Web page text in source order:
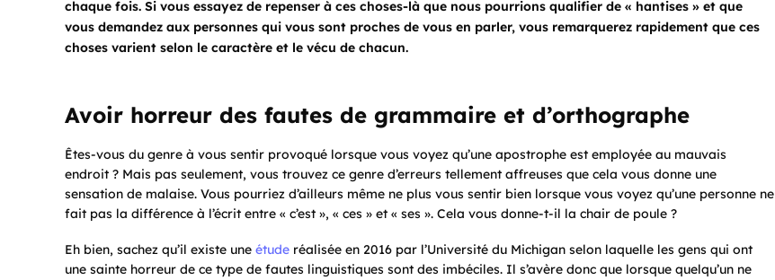
chaque fois. Si vous essayez de repenser à ces choses-là que nous pourrions qualifier de « hantises » et que
vous demandez aux personnes qui vous sont proches de vous en parler, vous remarquerez rapidement que ces
choses varient selon le caractère et le vécu de chacun.
Avoir horreur des fautes de grammaire et d’orthographe
Êtes-vous du genre à vous sentir provoqué lorsque vous voyez qu’une apostrophe est employée au mauvais
endroit ? Mais pas seulement, vous trouvez ce genre d’erreurs tellement affreuses que cela vous donne une
sensation de malaise. Vous pourriez d’ailleurs même ne plus vous sentir bien lorsque vous voyez qu’une personne ne
fait pas la différence à l’écrit entre « c’est », « ces » et « ses ». Cela vous donne-t-il la chair de poule ?
Eh bien, sachez qu’il existe une étude réalisée en 2016 par l’Université du Michigan selon laquelle les gens qui ont
une sainte horreur de ce type de fautes linguistiques sont des imbéciles. Il s’avère donc que lorsque quelqu’un ne